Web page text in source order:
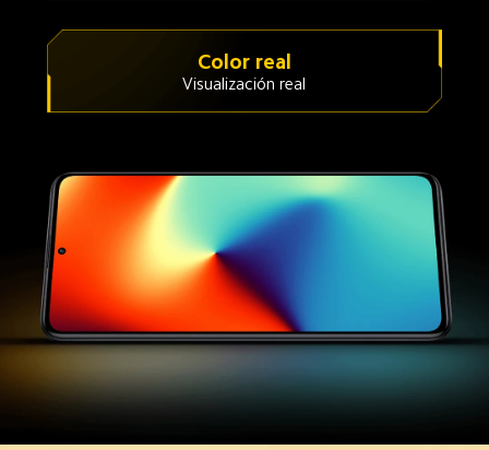
Color real
Visualización real